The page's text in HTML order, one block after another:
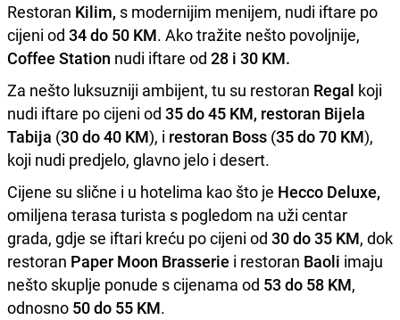
Restoran Kilim, s modernijim menijem, nudi iftare po
cijeni od 34 do 50 KM. Ako tražite nešto povoljnije,
Coffee Station nudi iftare od 28 i 30 KM.
Za nešto luksuzniji ambijent, tu su restoran Regal koji
nudi iftare po cijeni od 35 do 45 KM, restoran Bijela
Tabija (30 do 40 KM), i restoran Boss (35 do 70 KM),
koji nudi predjelo, glavno jelo i desert.
Cijene su slične i u hotelima kao što je Hecco Deluxe,
omiljena terasa turista s pogledom na uži centar
grada, gdje se iftari kreću po cijeni od 30 do 35 KM, dok
restoran Paper Moon Brasserie i restoran Baoli imaju
nešto skuplje ponude s cijenama od 53 do 58 KM,
odnosno 50 do 55 KM.